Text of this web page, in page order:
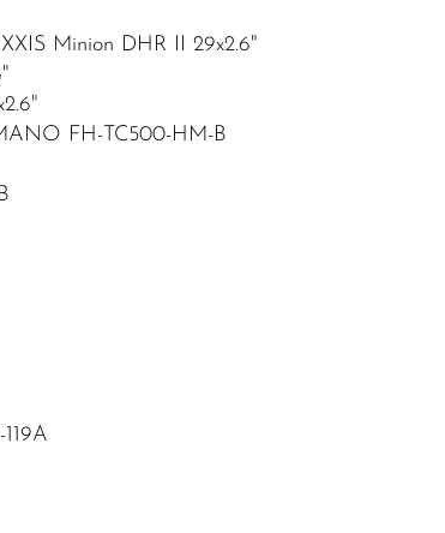
Minion DHR II 29x2.6"
FH-TC500-HM-B